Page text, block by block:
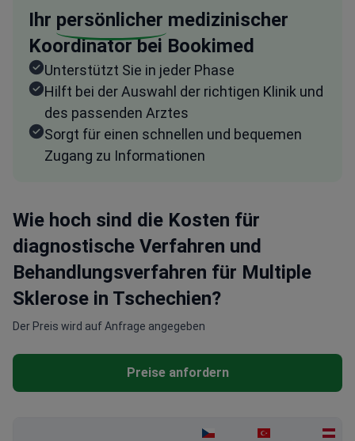
Wie hoch sind die Kosten für
diagnostische Verfahren und
Behandlungsverfahren für Multiple
Sklerose in Tschechien?
Der Preis wird auf Anfrage angegeben
Preise anfordern
Ihr persönlicher medizinischer
Koordinator bei Bookimed
Unterstützt Sie in jeder Phase
Hilft bei der Auswahl der richtigen Klinik und
des passenden Arztes
Sorgt für einen schnellen und bequemen
Zugang zu Informationen